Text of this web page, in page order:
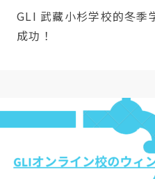
GLI 武藏小杉学校的冬季
成功！